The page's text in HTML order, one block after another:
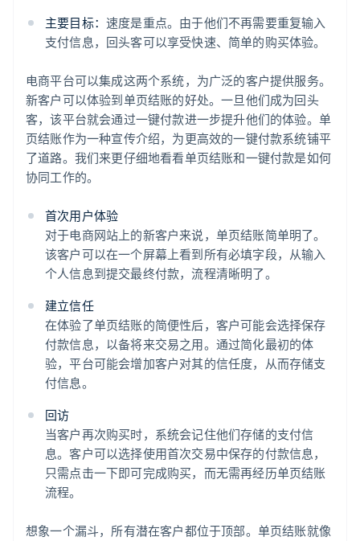
主要目标： 速度是重点。由于他们不再需要重复输入
支付信息，回头客可以享受快速、简单的购买体验。
电商平台可以集成这两个系统，为广泛的客户提供服务。
新客户可以体验到单页结账的好处。一旦他们成为回头
客，该平台就会通过一键付款进一步提升他们的体验。单
页结账作为一种宣传介绍，为更高效的一键付款系统铺平
了道路。我们来更仔细地看看单页结账和一键付款是如何
协同工作的。
首次用户体验
对于电商网站上的新客户来说，单页结账简单明了。
该客户可以在一个屏幕上看到所有必填字段，从输入
个人信息到提交最终付款，流程清晰明了。
建立信任
在体验了单页结账的简便性后，客户可能会选择保存
付款信息，以备将来交易之用。通过简化最初的体
验，平台可能会增加客户对其的信任度，从而存储支
付信息。
回访
当客户再次购买时，系统会记住他们存储的支付信
息。客户可以选择使用首次交易中保存的付款信息，
只需点击一下即可完成购买，而无需再经历单页结账
流程。
想象一个漏斗，所有潜在客户都位于顶部。单页结账就像